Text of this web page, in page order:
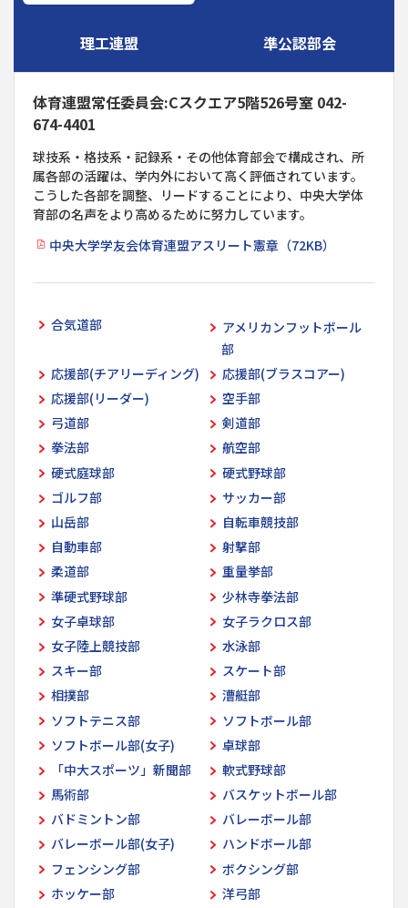
理工連盟 準公認部会
体育連盟常任委員会:Cスクエア5階526号室 042-
674-4401
球技系・格技系・記録系・その他体育部会で構成され、所
属各部の活躍は、学内外において高く評価されています。
こうした各部を調整、リードすることにより、中央大学体
育部の名声をより高めるために努力しています。
中央大学学友会体育連盟アスリート憲章（72KB）
合気道部
アメリカンフットボール
部
応援部(チアリーディング)
応援部(ブラスコアー)
応援部(リーダー)
空手部
弓道部
剣道部
拳法部
航空部
硬式庭球部
硬式野球部
ゴルフ部
サッカー部
山岳部
自転車競技部
自動車部
射撃部
柔道部
重量挙部
準硬式野球部
少林寺拳法部
女子卓球部
女子ラクロス部
女子陸上競技部
水泳部
スキー部
スケート部
相撲部
漕艇部
ソフトテニス部
ソフトボール部
ソフトボール部(女子)
卓球部
「中大スポーツ」新聞部
軟式野球部
馬術部
バスケットボール部
バドミントン部
バレーボール部
バレーボール部(女子)
ハンドボール部
フェンシング部
ボクシング部
ホッケー部
洋弓部